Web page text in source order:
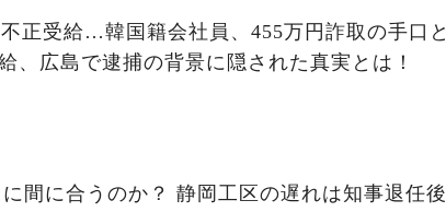
正受給…韓国籍会社員、455万円詐取の手口と
、広島で逮捕の背景に隠された真実とは！
に間に合うのか？ 静岡工区の遅れは知事退任後